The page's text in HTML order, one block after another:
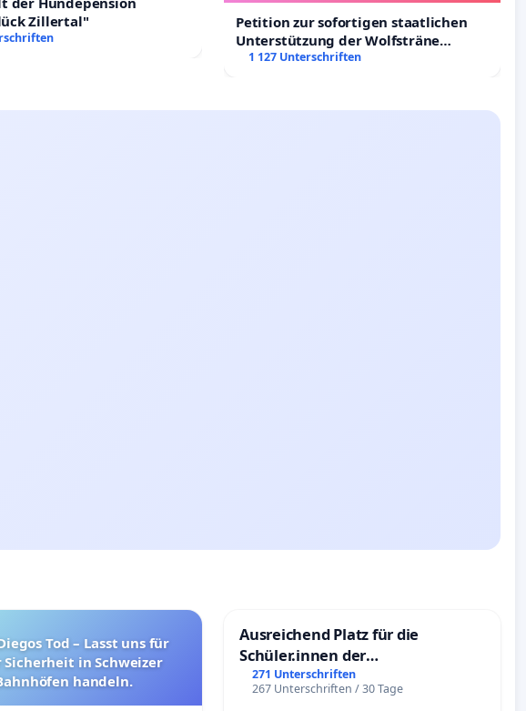
Zillertal"
Petition zur sofortigen staatlichen
Unterstützung der Wolfsträne
Leipzig in der Trauerbewältigung
1 127 Unterschriften
Tod – Lasst uns für
Sicherheit in Schweizer
handeln.
Ausreichend Platz für die
Schüler.innen der
Schönbergschule
271 Unterschriften
267 Unterschriften / 30 Tage